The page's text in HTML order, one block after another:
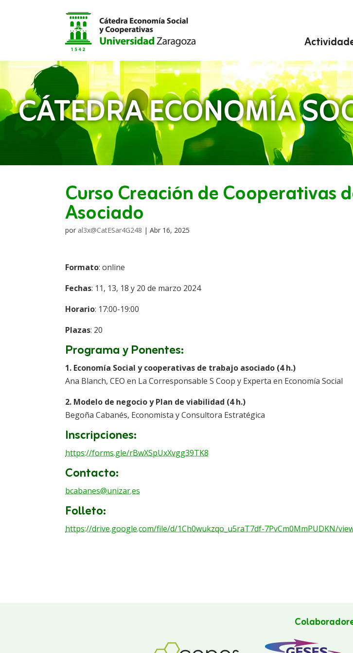
CÁTEDRA ECONOMÍA
Curso Creación de Cooperativas
Asociado
por al3x@CatESar4G248 |Abr 16, 2025
Formato: online
Fechas: 11, 13, 18 y 20 de marzo 2024
Horario: 17:00-19:00
Plazas: 20
Programa y Ponentes:
1. Economía Social y cooperativas de trabajo asociado (4 h.)
Ana Blanch, CEO en La Corresponsable S Coop y Experta en Economía Social
2. Modelo de negocio y Plan de viabilidad (4 h.)
Begoña Cabanés, Economista y Consultora Estratégica
Inscripciones:
https://forms.gle/rBwXSpUxXvgg39TK8
Contacto:
bcabanes@unizar.es
Folleto:
https://drive.google.com/file/d/1Ch0wukzqo_u5raT7df-7PvCm0MmPUDKN/